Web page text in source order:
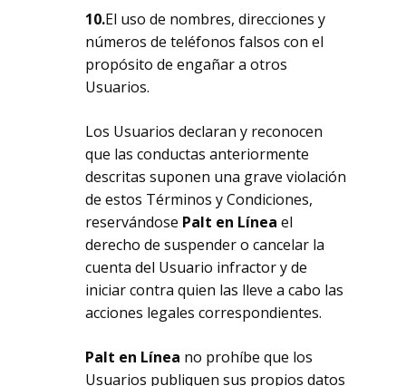
10.El uso de nombres, direcciones y
números de teléfonos falsos con el
propósito de engañar a otros
Usuarios.
Los Usuarios declaran y reconocen
que las conductas anteriormente
descritas suponen una grave violación
de estos Términos y Condiciones,
reservándose Palt en Líneael
derecho de suspender o cancelar la
cuenta del Usuario infractor y de
iniciar contra quien las lleve a cabo las
acciones legales correspondientes.
Palt en Línea no prohíbe que los
Usuarios publiquen sus propios datos